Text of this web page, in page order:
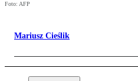
Foto: AFP
Mariusz Cieślik